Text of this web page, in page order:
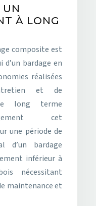
UN
À LONG
composite est
bardage en
réalisées
et de
long terme
cet
une période de
bardage
inférieur à
nécessitant
maintenance et